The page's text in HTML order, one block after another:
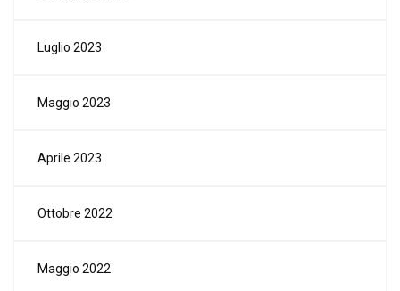
Luglio 2023
Maggio 2023
Aprile 2023
Ottobre 2022
Maggio 2022